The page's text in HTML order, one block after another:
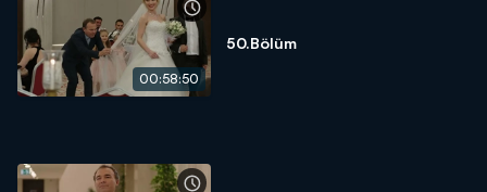
00:58:50
50.Bölüm